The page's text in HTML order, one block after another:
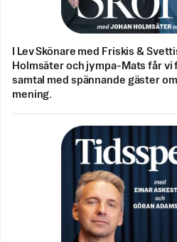
I Lev Skönare med Friskis &
Holmsäter och jympa-Mats får
samtal med spännande gäster
mening.